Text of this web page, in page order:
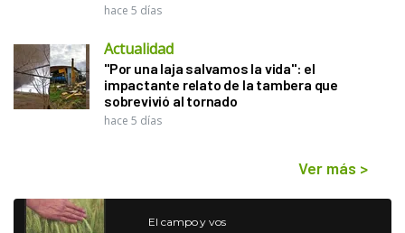
hace 5 días
Actualidad
"Por una laja salvamos la vida": el
impactante relato de la tambera que
sobrevivió al tornado
hace 5 días
Ver más >
El campo y vos